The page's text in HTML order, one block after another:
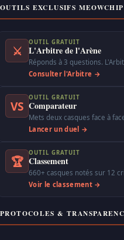
OUTILS EXCLUSIFS MEOWCHIP
⚔
OUTIL GRATUIT
L'Arbitre de l'Arène
Réponds à 3 questions.
Consulter l'Arbitre →
VS
OUTIL GRATUIT
Comparateur
Mets deux casques face à
Lancer un duel →
🏆
OUTIL GRATUIT
Classement
660+ casques notés sur 12
Voir le classement →
PROTOCOLES &